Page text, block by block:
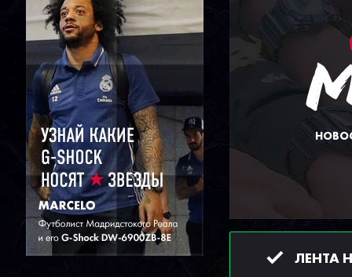
ЛЕНТА